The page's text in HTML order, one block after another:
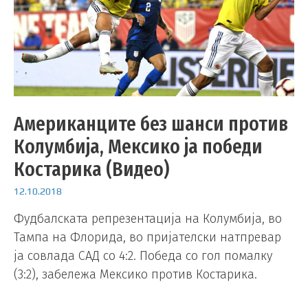
Американците без шанси против
Колумбија, Мексико ја победи
Костарика (Видео)
12.10.2018
Фудбалската репрезентација на Колумбија, во
Тампа на Флорида, во пријателски натпревар
ја совлада САД со 4:2. Победа со гол помалку
(3:2), забележа Мексико против Костарика.